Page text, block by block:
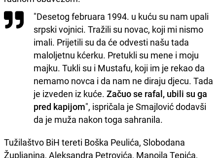
"Desetog februara 1994. u kuću su nam upali
srpski vojnici. Tražili su novac, koji mi nismo
imali. Prijetili su da će odvesti našu tada
maloljetnu kćerku. Pretukli su mene i moju
majku. Tukli su i Mustafu, koji im je rekao da
nemamo novca i da nam ne diraju djecu. Tada
je izveden iz kuće. Začuo se rafal, ubili su ga
pred kapijom", ispričala je Smajlović dodavši
da je muža nakon toga sahranila.
Tužilaštvo BiH tereti Boška Peulića, Slobodana
Župljanina, Aleksandra Petrovića, Manojla Tepića,